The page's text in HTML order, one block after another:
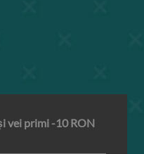
vei primi -10 RON